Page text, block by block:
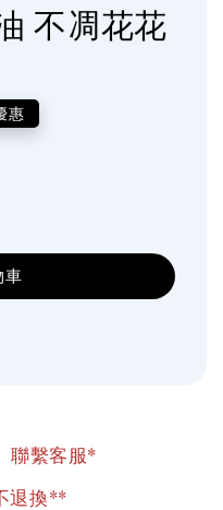
不凋花花
惠
車
繫客服*
退換**